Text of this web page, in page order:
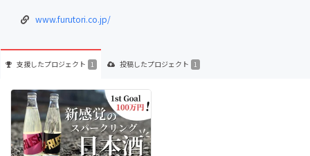
www.furutori.co.jp/
支援したプロジェクト 1 投稿したプロジェクト 1